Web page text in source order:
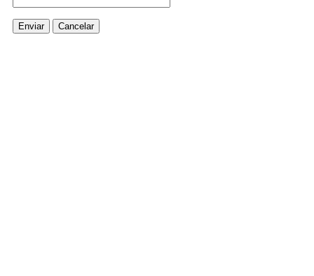
Enviar Cancelar